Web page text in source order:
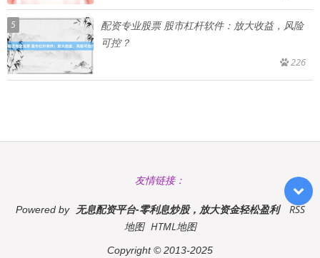
5
配资专业股票 股市杠杆软件：放大收益，风险
可控？
226
友情链接：
Powered by 无息配资平台-零利息炒股，放大资金轻松盈利
RSS
地图 HTML地图
Copyright© 2013-2025